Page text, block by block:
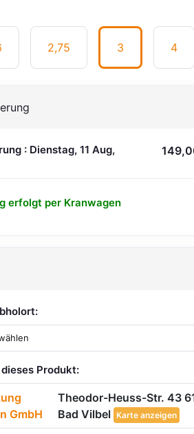
2,75 3 4
: Dienstag, 11 Aug,
erfolgt per Kranwagen
Produkt:
GmbH
Theodor-Heuss-Str. 43
Bad Vilbel Karte anzeigen